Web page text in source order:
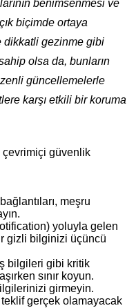
benimsenmesi ve
biçimde ortaya
dikkatli gezinme gibi
olsa da, bunların
güncellemelerle
karşı etkili bir koruma
çevrimiçi güvenlik
meşru
yoluyla gelen
gizli bilginizi üçüncü
bilgileri gibi kritik
sınır koyun.
girmeyin.
gerçek olamayacak